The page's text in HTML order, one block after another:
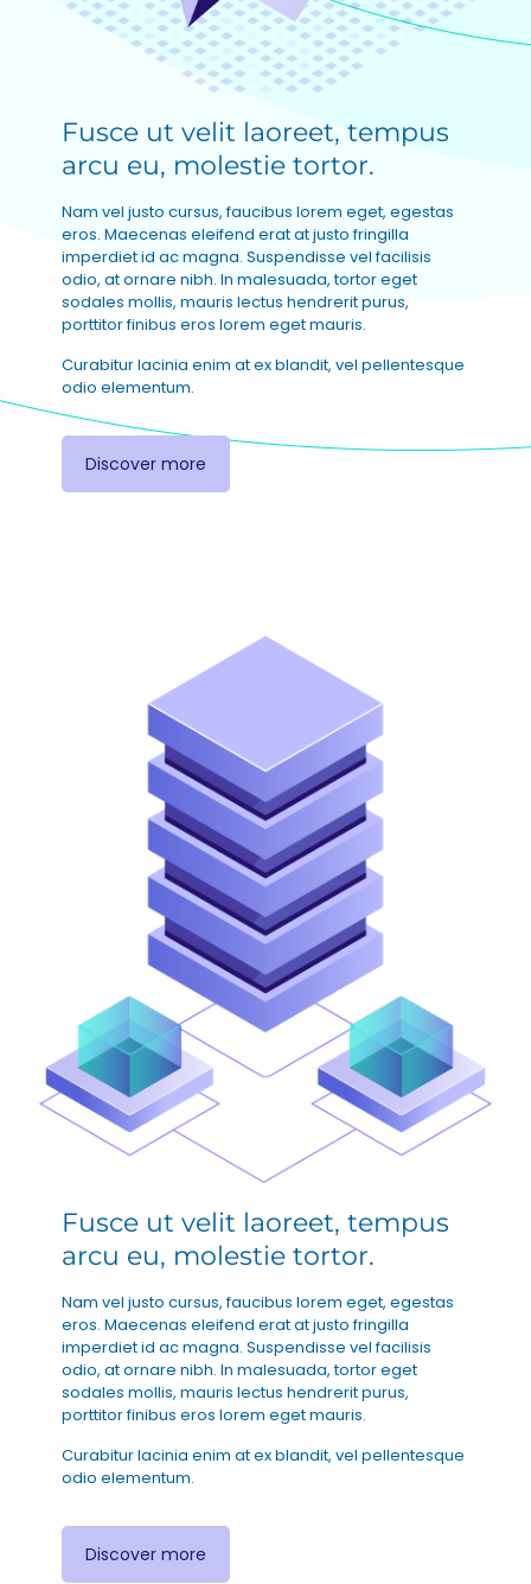
Fusce ut velit laoreet, tempus
arcu eu, molestie tortor.
Nam vel justo cursus, faucibus lorem eget, egestas
eros. Maecenas eleifend erat at justo fringilla
imperdiet id ac magna. Suspendisse vel facilisis
odio, at ornare nibh. In malesuada, tortor eget
sodales mollis, mauris lectus hendrerit purus,
porttitor finibus eros lorem eget mauris.
Curabitur lacinia enim at ex blandit, vel pellentesque
odio elementum.
Discover more
Fusce ut velit laoreet, tempus
arcu eu, molestie tortor.
Nam vel justo cursus, faucibus lorem eget, egestas
eros. Maecenas eleifend erat at justo fringilla
imperdiet id ac magna. Suspendisse vel facilisis
odio, at ornare nibh. In malesuada, tortor eget
sodales mollis, mauris lectus hendrerit purus,
porttitor finibus eros lorem eget mauris.
Curabitur lacinia enim at ex blandit, vel pellentesque
odio elementum.
Discover more